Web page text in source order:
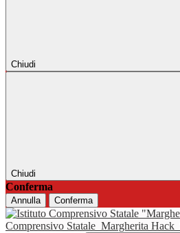
Chiudi
Chiudi
Conferma
Annulla Conferma
Comprensivo Statale Margherita Hack